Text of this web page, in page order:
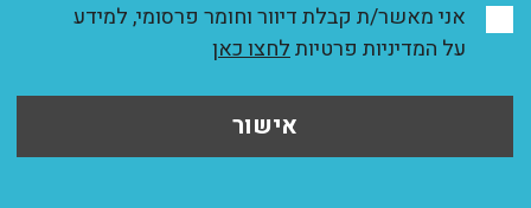
אני מאשר/ת קבלת דיוור וחומר פרסומי, למידע
על המדיניות פרטיותלחצו כאן
אישור